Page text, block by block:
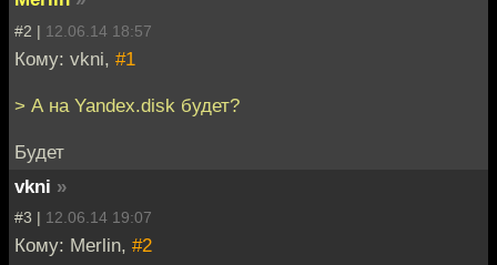
#2 | 12.06.14 18:57
Кому: vkni, #1
> А на Yandex.disk будет?
Будет
vkni »
#3 | 12.06.14 19:07
Кому: Merlin, #2